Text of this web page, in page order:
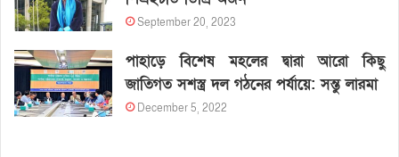
September 20, 2023
পাহাড়ে বিশেষ মহলের দ্বারা আরো কিছু
জাতিগত সশস্ত্র দল গঠনের পর্যায়ে: সন্তু লারমা
December 5, 2022